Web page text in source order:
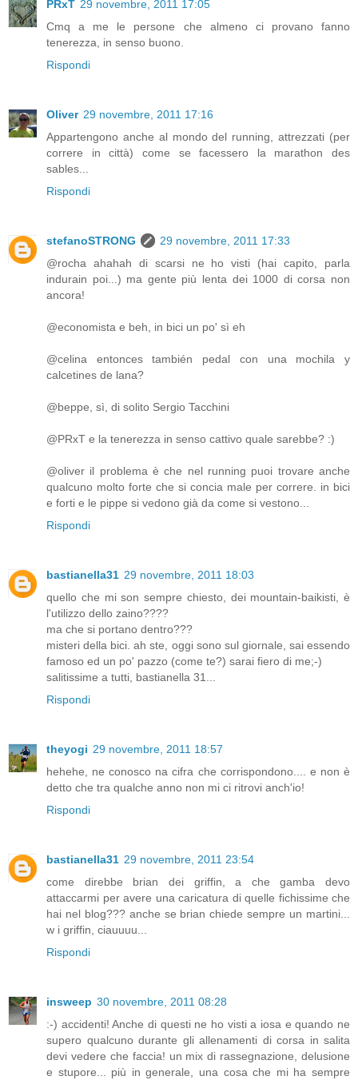
PRxT 29 novembre, 2011 17:05
Cmq a me le persone che almeno ci provano fanno
tenerezza, in senso buono.
Rispondi
Oliver 29 novembre, 2011 17:16
Appartengono anche al mondo del running, attrezzati (per
correre in città) come se facessero la marathon des
sables...
Rispondi
stefanoSTRONG
29 novembre, 2011 17:33
@rocha ahahah di scarsi ne ho visti (hai capito, parla
indurain poi...) ma gente più lenta dei 1000 di corsa non
ancora!
@economista e beh, in bici un po' sì eh
@celina entonces también pedal con una mochila y
calcetines de lana?
@beppe, sì, di solito Sergio Tacchini
@PRxT e la tenerezza in senso cattivo quale sarebbe? :)
@oliver il problema è che nel running puoi trovare anche
qualcuno molto forte che si concia male per correre. in bici
e forti e le pippe si vedono già da come si vestono...
Rispondi
bastianella31 29 novembre, 2011 18:03
quello che mi son sempre chiesto, dei mountain-baikisti, è
l'utilizzo dello zaino????
ma che si portano dentro???
misteri della bici. ah ste, oggi sono sul giornale, sai essendo
famoso ed un po' pazzo (come te?) sarai fiero di me;-)
salitissime a tutti, bastianella 31...
Rispondi
theyogi 29 novembre, 2011 18:57
hehehe, ne conosco na cifra che corrispondono.... e non è
detto che tra qualche anno non mi ci ritrovi anch'io!
Rispondi
bastianella31 29 novembre, 2011 23:54
come direbbe brian dei griffin, a che gamba devo
attaccarmi per avere una caricatura di quelle fichissime che
hai nel blog??? anche se brian chiede sempre un martini...
w i griffin, ciauuuu...
Rispondi
insweep 30 novembre, 2011 08:28
:-) accidenti! Anche di questi ne ho visti a iosa e quando ne
supero qualcuno durante gli allenamenti di corsa in salita
devi vedere che faccia! un mix di rassegnazione, delusione
e stupore... più in generale, una cosa che mi ha sempre